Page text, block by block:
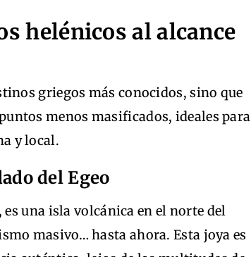
helénicos al alcance
griegos más conocidos, sino que
menos masificados, ideales para
y local.
del Egeo
una isla volcánica en el norte del
masivo… hasta ahora. Esta joya es